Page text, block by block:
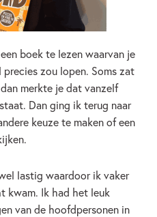
boek te lezen waarvan je
zou lopen. Soms zat
merkte je dat vanzelf
Dan ging ik terug naar
keuze te maken of een
lastig waardoor ik vaker
kwam. Ik had het leuk
van de hoofdpersonen in